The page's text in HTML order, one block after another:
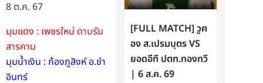
8 ต.ค. 67
มุมแดง : เพชรใหม่ ดาบรัน
สารคาม
มุมน้ำเงิน : ก้องภูสิงห์ อ.ขำ
อินทร์
[FULL MATCH] วูฅ
อง ส.เปรมบุตร VS
ยอดอีที ปตท.ทองทวี
| 6 ส.ค. 69